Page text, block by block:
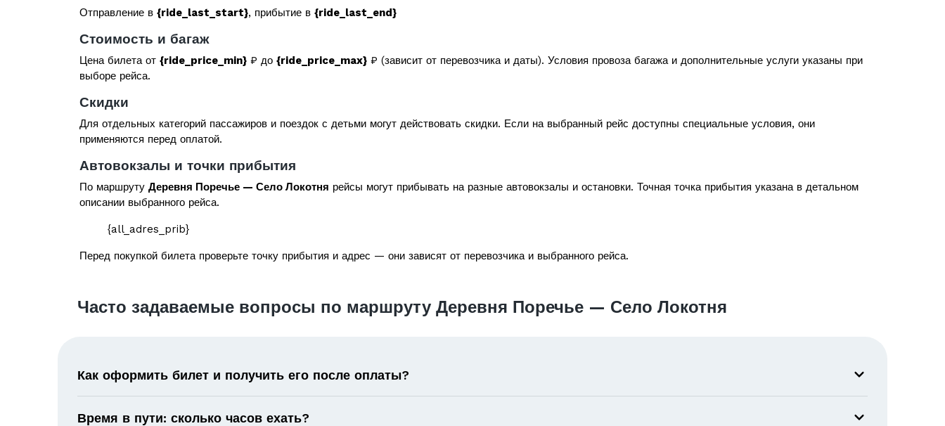
Отправление в {ride_last_start}, прибытие в {ride_last_end}
Стоимость и багаж
Цена билета от {ride_price_min} ₽ до {ride_price_max} ₽ (зависит от перевозчика и даты). Условия провоза багажа и дополнительные услуги указаны при
выборе рейса.
Скидки
Для отдельных категорий пассажиров и поездок с детьми могут действовать скидки. Если на выбранный рейс доступны специальные условия, они
применяются перед оплатой.
Автовокзалы и точки прибытия
По маршруту Деревня Поречье — Село Локотня рейсы могут прибывать на разные автовокзалы и остановки. Точная точка прибытия указана в детальном
описании выбранного рейса.
{all_adres_prib}
Перед покупкой билета проверьте точку прибытия и адрес — они зависят от перевозчика и выбранного рейса.
Часто задаваемые вопросы по маршруту Деревня Поречье — Село Локотня
Как оформить билет и получить его после оплаты?
Время в пути: сколько часов ехать?